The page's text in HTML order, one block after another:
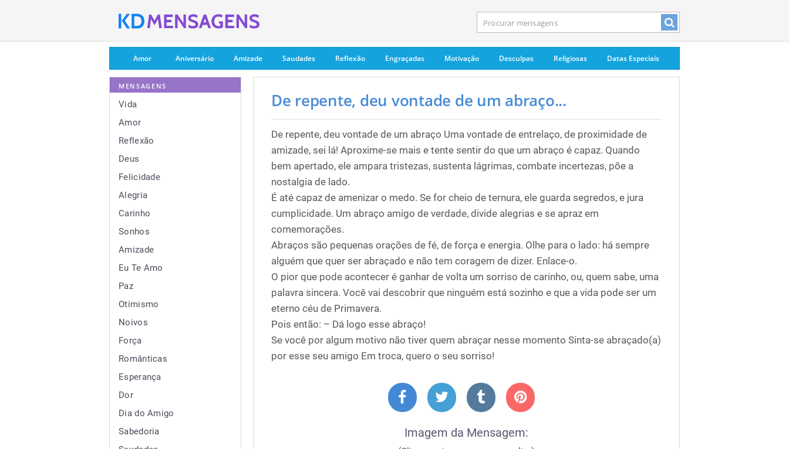
Amor Aniversário Amizade Saudades Reflexão Engraçadas Motivação Desculpas Religiosas Datas Especiais
MENSAGENS
Vida
Amor
Reflexão
Deus
Felicidade
Alegria
Carinho
Sonhos
Amizade
Eu Te Amo
Paz
Otimismo
Noivos
Força
Românticas
Esperança
Dor
Dia do Amigo
Sabedoria
De repente, deu vontade de um abraço...
De repente, deu vontade de um abraço Uma vontade de entrelaço, de proximidade de
amizade, sei lá! Aproxime-se mais e tente sentir do que um abraço é capaz. Quando
bem apertado, ele ampara tristezas, sustenta lágrimas, combate incertezas, põe a
nostalgia de lado.
É até capaz de amenizar o medo. Se for cheio de ternura, ele guarda segredos, e jura
cumplicidade. Um abraço amigo de verdade, divide alegrias e se apraz em
comemorações.
Abraços são pequenas orações de fé, de força e energia. Olhe para o lado: há sempre
alguém que quer ser abraçado e não tem coragem de dizer. Enlace-o.
O pior que pode acontecer é ganhar de volta um sorriso de carinho, ou, quem sabe, uma
palavra sincera. Você vai descobrir que ninguém está sozinho e que a vida pode ser um
eterno céu de Primavera.
Pois então: – Dá logo esse abraço!
Se você por algum motivo não tiver quem abraçar nesse momento Sinta-se abraçado(a)
por esse seu amigo Em troca, quero o seu sorriso!
Imagem da Mensagem: